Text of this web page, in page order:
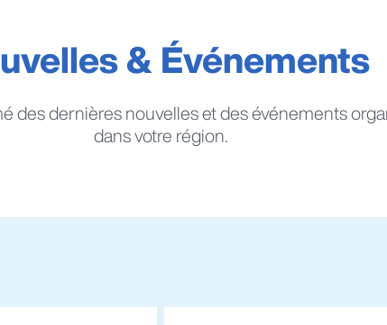
& Événements
des dernières nouvelles et des événements
dans votre région.